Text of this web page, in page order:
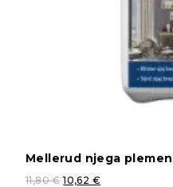
Mellerud njega
11,80€ 10,62 €